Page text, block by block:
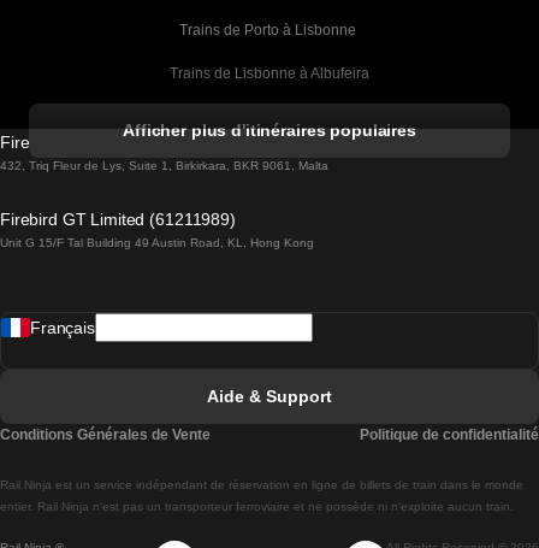
Trains de Porto à Lisbonne
Trains de Lisbonne à Albufeira
Trains de Lisbonne à Lagos
Trains de Lisbonne à Madrid
Trains de Lisbonne à Braga
Afficher plus d'itinéraires populaires
Firebird GT Limited (OC 1451)
432, Triq Fleur de Lys, Suite 1, Birkirkara, BKR 9061, Malta
Firebird GT Limited (61211989)
Unit G 15/F Tal Building 49 Austin Road, KL, Hong Kong
Rail.Ninja est un service indépendant de réservation en ligne de billets de train dans le monde
entier. Rail Ninja n'est pas un transporteur ferroviaire et ne possède ni n'exploite aucun train.
Français
Aide & Support
Conditions Générales de Vente Politique de confidentialité